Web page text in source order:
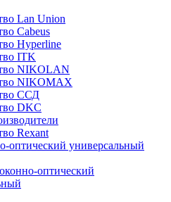
Lan Union
Cabeus
Hyperline
ITK
NIKOLAN
NIKOMAX
ССД
DKC
Rexant
оптический универсальный
оптический